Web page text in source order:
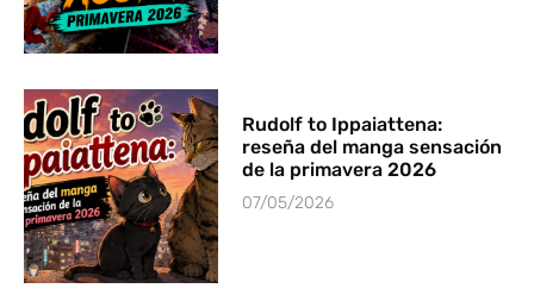
Rudolf to Ippaiattena:
reseña del manga sensación
de la primavera 2026
07/05/2026